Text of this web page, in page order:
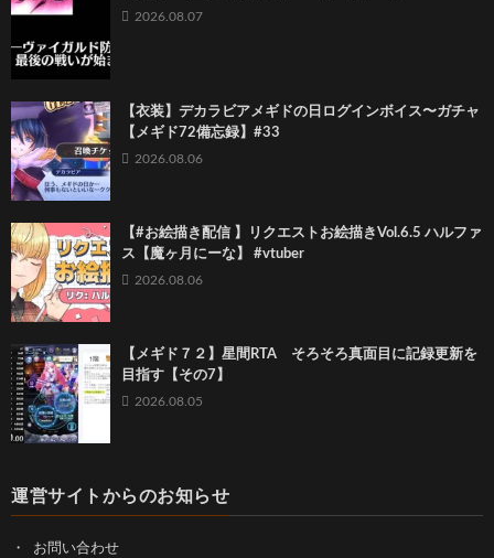
2026.08.07
【衣装】デカラビアメギドの日ログインボイス〜ガチャ
【メギド72備忘録】#33
2026.08.06
【#お絵描き配信 】リクエストお絵描きVol.6.5 ハルファ
ス【魔ヶ月にーな】 #vtuber
2026.08.06
【メギド７２】星間RTA そろそろ真面目に記録更新を
目指す【その7】
2026.08.05
運営サイトからのお知らせ
お問い合わせ